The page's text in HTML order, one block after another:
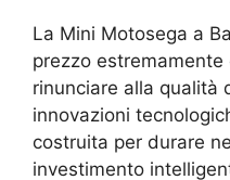
La Mini Motosega a
prezzo
rinunciare alla qualità
innovazioni
costruita per durare
investimento